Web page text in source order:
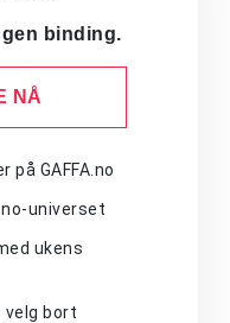
binding.
NÅ
på GAFFA.no
universet
ukens
velg bort